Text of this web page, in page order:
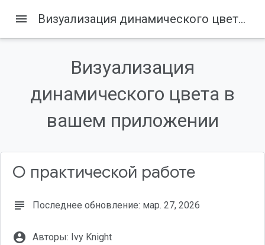
Что вы узнаете
Предварительные требования
Что вам понадобится
menu Визуализация динамического цвета в вашем приложении
Визуализация
динамического цвета в
вашем приложении
О практической работе
subject Последнее обновление: мар. 27, 2026
account_circle Авторы: Ivy Knight